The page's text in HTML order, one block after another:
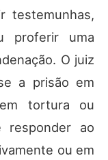
testemunhas,
proferir uma
O juiz
a prisão em
tortura ou
ao
ou em